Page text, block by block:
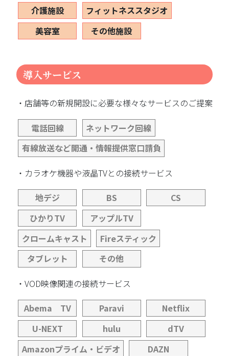
介護施設
フィットネススタジオ
美容室
その他施設
導入サービス
・店舗等の新規開設に必要な様々なサービスのご提案
電話回線
ネットワーク回線
有線放送など開通・情報提供窓口請負
・カラオケ機器や液晶TVとの接続サービス
地デジ BS
CS
ひかりTV
アップルTV
クロームキャスト
Fireスティック
タブレット
その他
・VOD映像関連の接続サービス
Abema TV Paravi
Netflix
U-NEXT
hulu
dTV
Amazonプライム・ビデオ
DAZN